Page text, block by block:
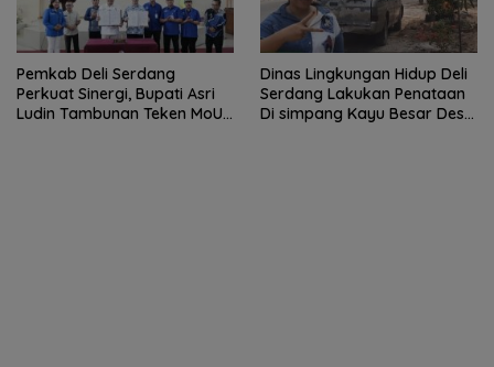
Pemkab Deli Serdang
Perkuat Sinergi, Bupati Asri
Ludin Tambunan Teken MoU
Dinas Lingkungan Hidup Deli
Serdang Lakukan Penataan
Di simpang Kayu Besar Desa